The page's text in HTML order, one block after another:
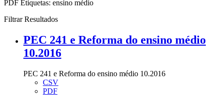
PDF Etiquetas: ensino médio
Filtrar Resultados
PEC 241 e Reforma do ensino médio
10.2016
PEC 241 e Reforma do ensino médio 10.2016
CSV
PDF